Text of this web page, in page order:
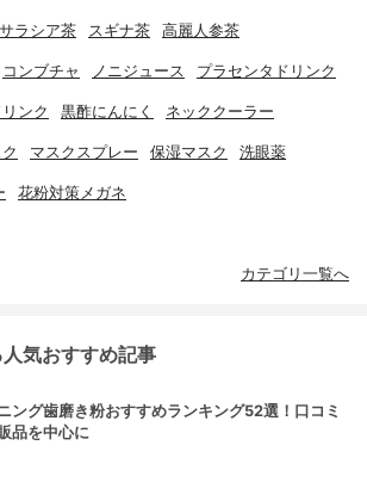
サラシア茶 スギナ茶 高麗人参茶
コンブチャ ノニジュース プラセンタドリンク
ンク 黒酢にんにく ネッククーラー
マスクスプレー 保湿マスク 洗眼薬
花粉対策メガネ
カテゴリ一覧へ
気おすすめ記事
ング歯磨き粉おすすめランキング52選！口コミ
品を中心に